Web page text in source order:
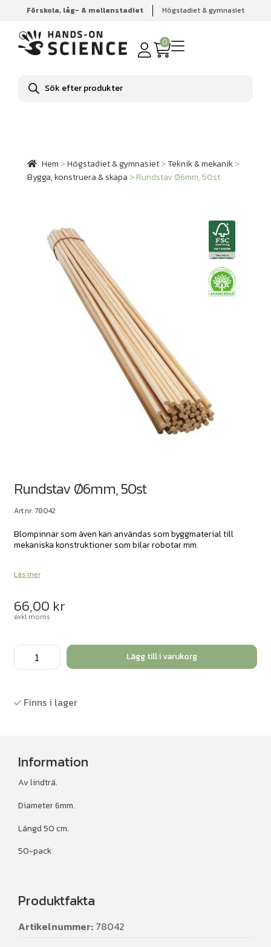
Förskola, låg- & mellanstadiet Högstadiet & gymnasiet
0
Produktsökning
Hem Högstadiet & gymnasiet Teknik & mekanik
Bygga,
konstruera & skapa
Rundstav Ø6mm, 50st
Hem >Högstadiet & gymnasiet>Teknik & mekanik>
Bygga, konstruera & skapa >Rundstav Ø6mm, 50st
Rundstav Ø6mm, 50st
Art.nr: 78042
Blompinnar som även kan användas som byggmaterial till
mekaniska konstruktioner som bilar robotar mm.
Läs mer
66,00 kr
exkl moms
Rundstav
Ø6mm,
mängd
Lägg till i varukorg
Finns i lager
Information
Av lindträ.
Diameter 6mm.
Längd 50 cm.
50-pack
Produktfakta
Artikelnummer: 78042